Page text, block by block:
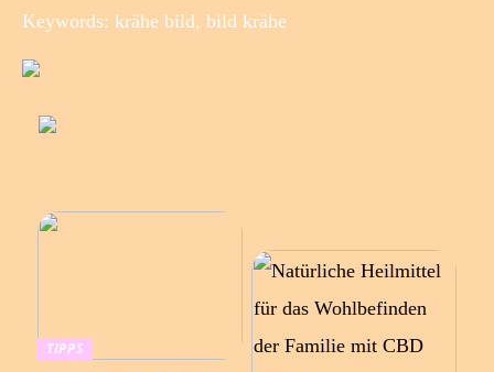
Keywords: krähe bild, bild krähe
TIPPS